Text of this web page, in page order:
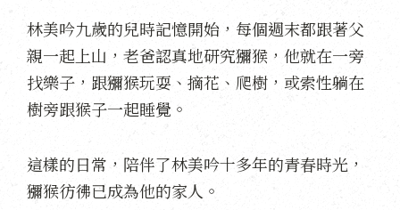
林美吟九歲的兒時記憶開始，每個週末都跟著父
親一起上山，老爸認真地研究獼猴，他就在一旁
找樂子，跟獼猴玩耍、摘花、爬樹，或索性躺在
樹旁跟猴子一起睡覺。
這樣的日常，陪伴了林美吟十多年的青春時光，
獼猴彷彿已成為他的家人。